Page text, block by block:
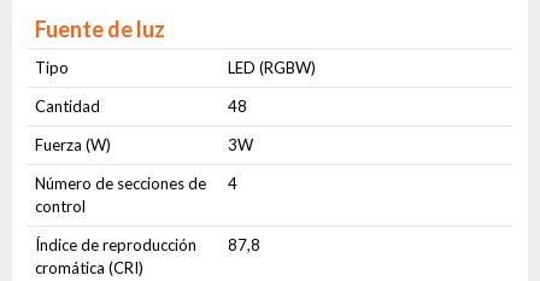
Fuente de luz
Tipo
LED (RGBW)
Cantidad
48
Fuerza (W)
3W
Número de secciones de
control
4
Índice de reproducción
cromática (CRI)
87,8